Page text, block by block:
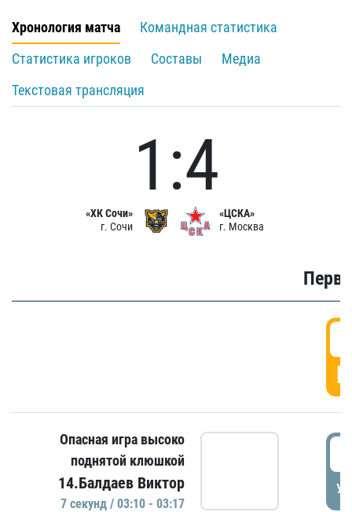
Хронология матча
Командная статистика
Статистика игроков
Составы
Медиа
Текстовая трансляция
«ХК Сочи»
г. Сочи
1:4
«ЦСКА»
г. Москва
Опасная игра высоко
поднятой клюшкой
14.Балдаев Виктор
7 секунд / 03:10 - 03:17